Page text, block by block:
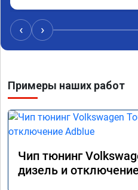
‹ ›
Примеры наших работ
Чип тюнинг
дизель и